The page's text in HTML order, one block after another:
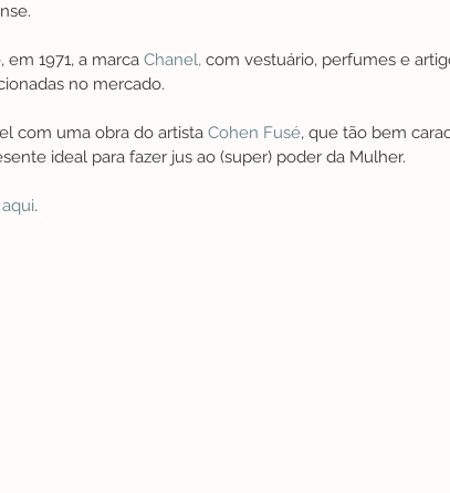
1971, a marca Chanel, com vestuário, perfumes e
no mercado.
com uma obra do artista Cohen Fusé, que tão bem
ideal para fazer jus ao (super) poder da Mulher.
aqui.